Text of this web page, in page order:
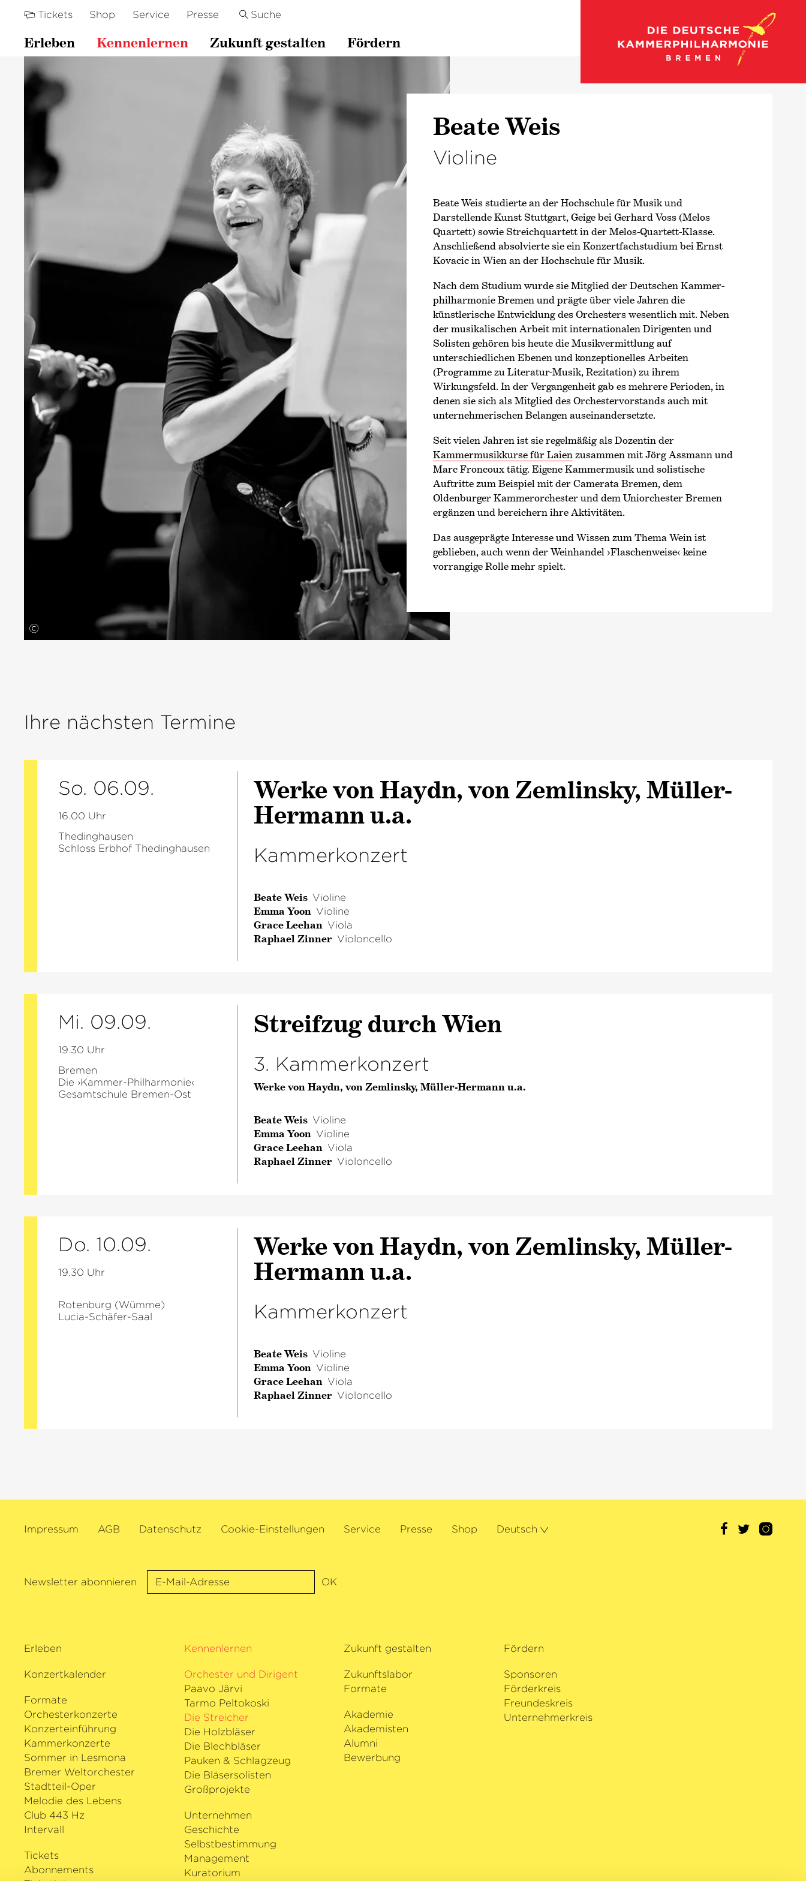
Tickets Shop Service Presse Suche
Erleben Kennenlernen Zukunft gestalten Fördern
©
Zu den Streichern
Beate Weis
Violine
Beate Weis studierte an der Hochschule für Musik und
Darstellende Kunst Stuttgart, Geige bei Gerhard Voss (Melos
Quartett) sowie Streichquartett in der Melos-Quartett-Klasse.
Anschließend absolvierte sie ein Konzertfachstudium bei Ernst
Kovacic in Wien an der Hochschule für Musik.
Nach dem Studium wurde sie Mitglied der Deutschen Kammer­
philharmonie Bremen und prägte über viele Jahren die
künstlerische Entwicklung des Orchesters wesentlich mit. Neben
der musikalischen Arbeit mit internationalen Dirigenten und
Solisten gehören bis heute die Musikvermittlung auf
unterschiedlichen Ebenen und konzeptionelles Arbeiten
(Programme zu Literatur-Musik, Rezitation) zu ihrem
Wirkungsfeld. In der Vergangenheit gab es mehrere Perioden, in
denen sie sich als Mitglied des Orchestervorstands auch mit
unternehmerischen Belangen auseinandersetzte.
Seit vielen Jahren ist sie regelmäßig als Dozentin der
Kammermusikkurse für Laien zusammen mit Jörg Assmann und
Marc Froncoux tätig. Eigene Kammermusik und solistische
Auftritte zum Beispiel mit der Camerata Bremen, dem
Oldenburger Kammerorchester und dem Uniorchester Bremen
ergänzen und bereichern ihre Aktivitäten.
Das ausgeprägte Interesse und Wissen zum Thema Wein ist
geblieben, auch wenn der Weinhandel ›Flaschenweise‹ keine
vorrangige Rolle mehr spielt.
Ihre nächsten Termine
So. 06.09.
16.00 Uhr
Thedinghausen
Schloss Erbhof Thedinghausen
Werke von Haydn, von Zemlinsky, Müller-
Hermann u.a.
Kammerkonzert
Beate Weis Violine
Emma Yoon Violine
Grace Leehan Viola
Raphael Zinner Violoncello
Mi. 09.09.
19.30 Uhr
Bremen
Die ›Kammer-Philharmonie‹
Gesamtschule Bremen-Ost
Streifzug durch Wien
3. Kammerkonzert
Werke von Haydn, von Zemlinsky, Müller-Hermann u.a.
Beate Weis Violine
Emma Yoon Violine
Grace Leehan Viola
Raphael Zinner Violoncello
Do. 10.09.
19.30 Uhr
Rotenburg (Wümme)
Lucia-Schäfer-Saal
Werke von Haydn, von Zemlinsky, Müller-
Hermann u.a.
Kammerkonzert
Beate Weis Violine
Emma Yoon Violine
Grace Leehan Viola
Raphael Zinner Violoncello
Impressum AGB Datenschutz Cookie-Einstellungen Service Presse Shop Deutsch
Newsletter abonnieren OK
Erleben
Konzertkalender
Formate
Orchesterkonzerte
Konzerteinführung
Kammerkonzerte
Sommer in Lesmona
Bremer Weltorchester
Stadtteil-Oper
Melodie des Lebens
Club 443 Hz
Intervall
Tickets
Abonnements
Kennenlernen
Orchester und Dirigent
Paavo Järvi
Tarmo Peltokoski
Die Streicher
Die Holzbläser
Die Blechbläser
Pauken & Schlagzeug
Die Bläsersolisten
Großprojekte
Unternehmen
Geschichte
Selbstbestimmung
Management
Kuratorium
Zukunft gestalten
Zukunftslabor
Formate
Akademie
Akademisten
Alumni
Bewerbung
Fördern
Sponsoren
Förderkreis
Freundeskreis
Unternehmerkreis